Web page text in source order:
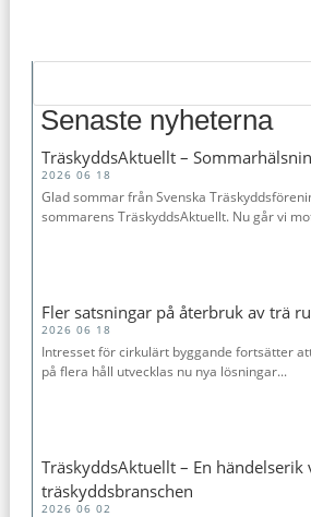
Senaste nyheterna
TräskyddsAktuellt –
2026 06 18
Glad sommar från Svenska
sommarens TräskyddsAktuellt. Nu går vi
Fler satsningar på återbruk av trä
2026 06 18
Intresset för cirkulärt byggande fortsätter
på flera håll utvecklas nu nya lösningar...
TräskyddsAktuellt – En händelserik
träskyddsbranschen
2026 06 02